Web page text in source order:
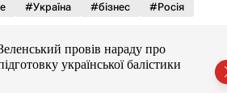
к
к
о
#Україна #бізнес #Росія
провів нараду про
української балістики